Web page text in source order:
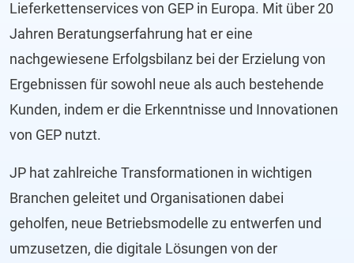
Lieferkettenservices von GEP in Europa. Mit über 20
Jahren Beratungserfahrung hat er eine
nachgewiesene Erfolgsbilanz bei der Erzielung von
Ergebnissen für sowohl neue als auch bestehende
Kunden, indem er die Erkenntnisse und Innovationen
von GEP nutzt.
JP hat zahlreiche Transformationen in wichtigen
Branchen geleitet und Organisationen dabei
geholfen, neue Betriebsmodelle zu entwerfen und
umzusetzen, die digitale Lösungen von der